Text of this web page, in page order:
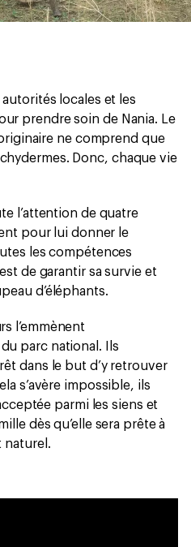
locales et les
prendre soin de Nania. Le
ne comprend que
Donc, chaque vie
l’attention de quatre
pour lui donner le
les compétences
de garantir sa survie et
d’éléphants.
l’emmènent
parc national. Ils
dans le but d’y retrouver
s’avère impossible, ils
parmi les siens et
dès qu’elle sera prête à
naturel.